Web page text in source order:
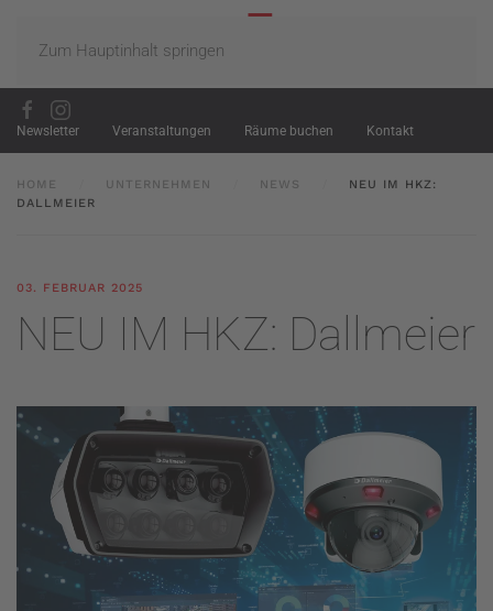
Zum Hauptinhalt springen
Newsletter Veranstaltungen Räume buchen Kontakt
HOME UNTERNEHMEN NEWS
NEU IM HKZ:
DALLMEIER
03. FEBRUAR 2025
NEU IM HKZ: Dallmeier